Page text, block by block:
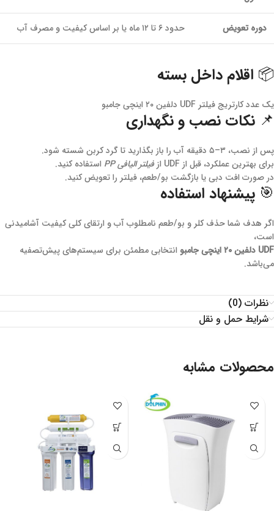
دوره تعویض حدود ۶ تا ۱۲ ماه یا بر اساس کیفیت و مصرف آب
📦 اقلام داخل بسته
یک عدد کارتریج فیلتر UDF دلفین ۲۰ اینچی جامبو
📌 نکات نصب و نگهداری
پس از نصب، ۳–۵ دقیقه آب را باز بگذارید تا گرد کربن شسته شود.
برای بهترین عملکرد، قبل از UDF از
فیلتر الیافی PP
استفاده کنید.
در صورت افت دبی یا بازگشت بو/طعم، فیلتر را تعویض کنید.
🎯 پیشنهاد استفاده
اگر هدف شما حذف کلر و بو/طعم نامطلوب آب و ارتقای کلی کیفیت آشامیدنی
است،
UDF دلفین ۲۰ اینچی جامبو
انتخابی مطمئن برای سیستم‌های پیش‌تصفیه
می‌باشد.
نظرات (0)
شرایط حمل و نقل
محصولات مشابه